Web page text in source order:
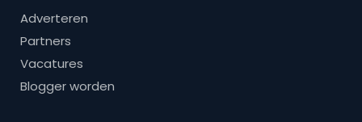
Adverteren
Partners
Vacatures
Blogger worden